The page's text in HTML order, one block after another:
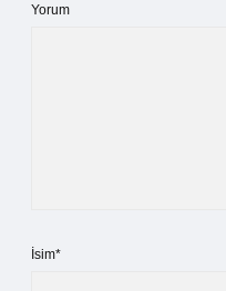
Yorum
İsim*